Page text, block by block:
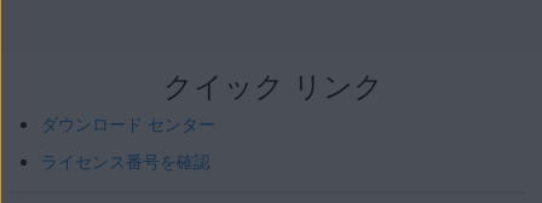
クイック リンク
ダウンロード センター
ライセンス番号を確認